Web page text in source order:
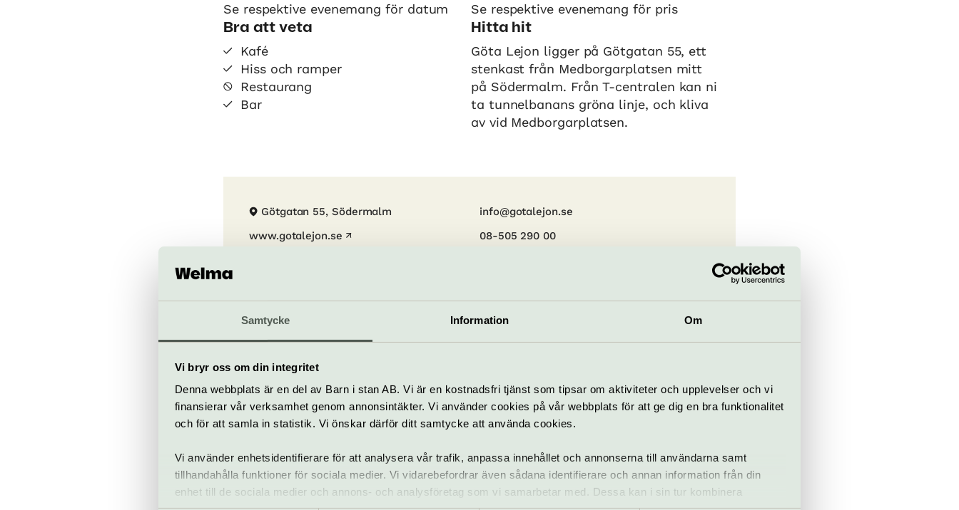
Samtycke Information Om
Vi bryr oss om din integritet
Denna webbplats är en del av Barn i stan AB. Vi är en kostnadsfri tjänst som tipsar om aktiviteter och upplevelser och vi
finansierar vår verksamhet genom annonsintäkter. Vi använder cookies på vår webbplats för att ge dig en bra funktionalitet
och för att samla in statistik. Vi önskar därför ditt samtycke att använda cookies.
Vi använder enhetsidentifierare för att analysera vår trafik, anpassa innehållet och annonserna till användarna samt
tillhandahålla funktioner för sociala medier. Vi vidarebefordrar även sådana identifierare och annan information från din
enhet till de sociala medier och annons- och analysföretag som vi samarbetar med. Dessa kan i sin tur kombinera
Se respektive evenemang för datum Se respektive evenemang för pris
Bra att veta
Kafé
Hiss och ramper
Restaurang
Bar
Hitta hit
Göta Lejon ligger på Götgatan 55, ett
stenkast från Medborgarplatsen mitt
på Södermalm. Från T-centralen kan ni
ta tunnelbanans gröna linje, och kliva
av vid Medborgarplatsen.
Götgatan 55, Södermalm
www.gotalejon.se
info@gotalejon.se
08-505 290 00
Kan man förbeställa dryck och tilltugg i pausen på Göta Lejon?
görs till den specifika föreställningen och hämtas sedan i baren på entréplan,
betalat och klart. På föreställningar utan paus hämtas förbeställningarna innan
Är Göta Lejon tillgänglighetsanpassat?
Ja, hela parketten är tillgänglighetsanpassad och nås med rullstol och rullator.
Finns det restaurang eller café på Göta Lejon?